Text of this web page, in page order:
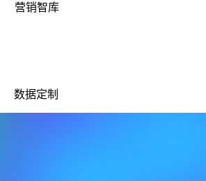
营销智库
数据定制